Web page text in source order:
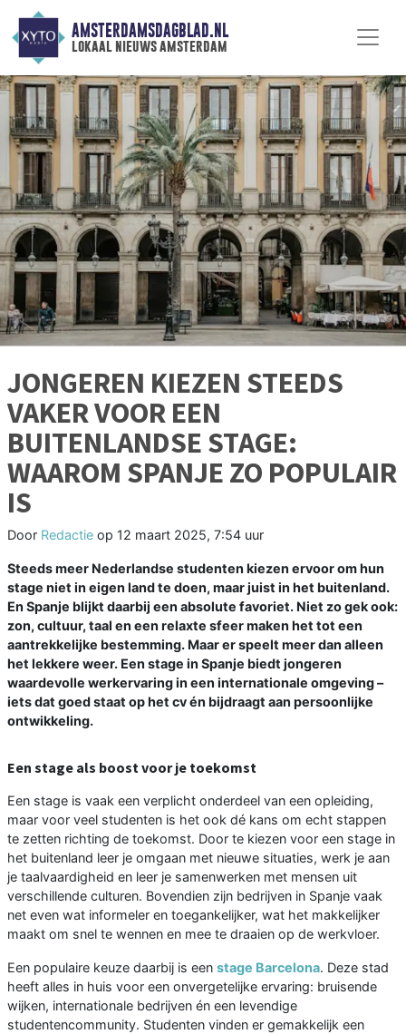
AMSTERDAMSDAGBLAD.NL
lokaal nieuws amsterdam
JONGEREN KIEZEN STEEDS
VAKER VOOR EEN
BUITENLANDSE STAGE:
WAAROM SPANJE ZO POPULAIR
IS
Door Redactie op 12 maart 2025, 7:54 uur
Steeds meer Nederlandse studenten kiezen ervoor om hun
stage niet in eigen land te doen, maar juist in het buitenland.
En Spanje blijkt daarbij een absolute favoriet. Niet zo gek ook:
zon, cultuur, taal en een relaxte sfeer maken het tot een
aantrekkelijke bestemming. Maar er speelt meer dan alleen
het lekkere weer. Een stage in Spanje biedt jongeren
waardevolle werkervaring in een internationale omgeving –
iets dat goed staat op het cv én bijdraagt aan persoonlijke
ontwikkeling.
Een stage als boost voor je toekomst
Een stage is vaak een verplicht onderdeel van een opleiding,
maar voor veel studenten is het ook dé kans om echt stappen
te zetten richting de toekomst. Door te kiezen voor een stage in
het buitenland leer je omgaan met nieuwe situaties, werk je aan
je taalvaardigheid en leer je samenwerken met mensen uit
verschillende culturen. Bovendien zijn bedrijven in Spanje vaak
net even wat informeler en toegankelijker, wat het makkelijker
maakt om snel te wennen en mee te draaien op de werkvloer.
Een populaire keuze daarbij is een stage Barcelona. Deze stad
heeft alles in huis voor een onvergetelijke ervaring: bruisende
wijken, internationale bedrijven én een levendige
studentencommunity. Studenten vinden er gemakkelijk een